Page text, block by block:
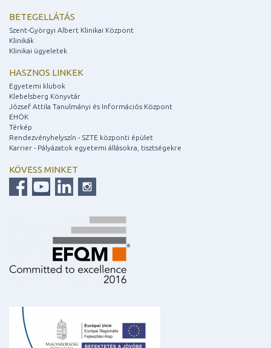
BETEGELLÁTÁS
Szent-Györgyi Albert Klinikai Központ
Klinikák
Klinikai ügyeletek
HASZNOS LINKEK
Egyetemi klubok
Klebelsberg Könyvtár
József Attila Tanulmányi és Információs Központ
EHÖK
Térkép
Rendezvényhelyszín - SZTE központi épület
Karrier - Pályázatok egyetemi állásokra, tisztségekre
KÖVESS MINKET